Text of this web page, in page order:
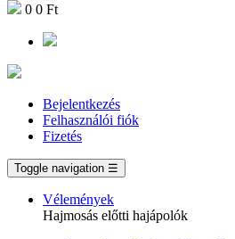
0 0 Ft
Bejelentkezés
Felhasználói fiók
Fizetés
Toggle navigation ☰
Vélemények
Hajmosás előtti hajápolók